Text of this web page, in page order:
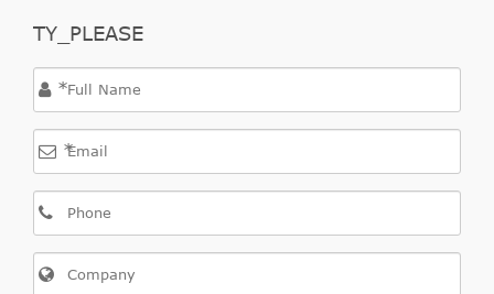
TY_PLEASE
*
*